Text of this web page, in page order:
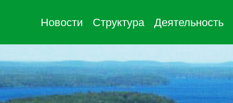
Новости Структура Деятельность